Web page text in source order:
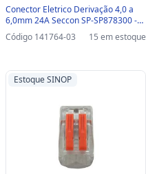
Conector Eletrico Derivação 4,0 a
6,0mm 24A Seccon SP-SP878300 -
Unitário-SINOP-03 - SP-SP878200
Código 141764-03 15 em estoque
Estoque SINOP